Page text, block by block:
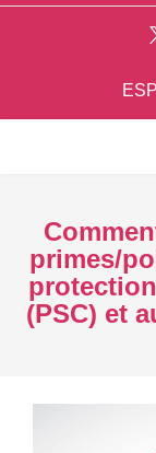
primes/
(PSC) et